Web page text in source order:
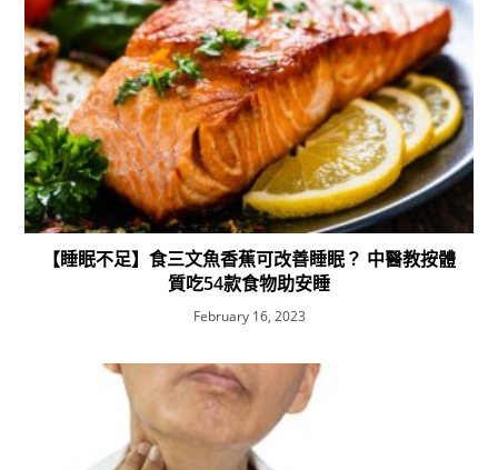
【睡眠不足】食三文魚香蕉可改善睡眠？ 中醫教按體
質吃54款食物助安睡
February 16, 2023